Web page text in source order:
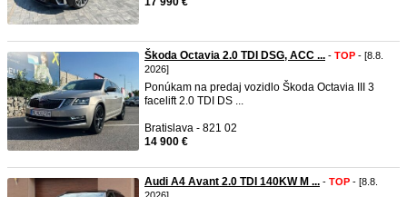
Škoda Octavia 2.0 TDI DSG, ACC ... - TOP - [8.8.
2026]
Ponúkam na predaj vozidlo Škoda Octavia III 3
facelift 2.0 TDI DS ...
Bratislava - 821 02
14 900 €
Audi A4 Avant 2.0 TDI 140KW M ... - TOP - [8.8.